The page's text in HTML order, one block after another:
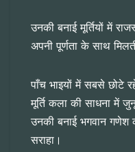
उनकी बनाई मूर्तियों में
अपनी पूर्णता के साथ
पाँच भाइयों में सबसे छोटे
मूर्ति कला की साधना
उनकी बनाई भगवान गणेश
सराहा।